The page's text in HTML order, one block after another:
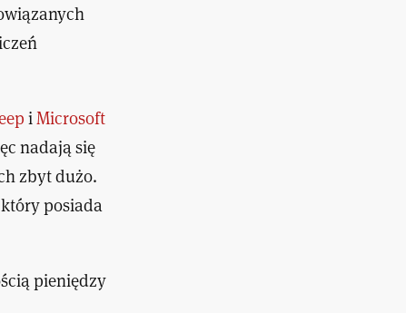
iMicrosoft
nadają się
zbyt dużo.
posiada
pieniędzy